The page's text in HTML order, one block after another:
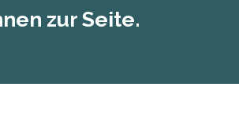
zur Seite.